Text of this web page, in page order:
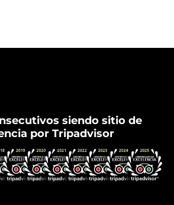
siendo sitio de
por Tripadvisor